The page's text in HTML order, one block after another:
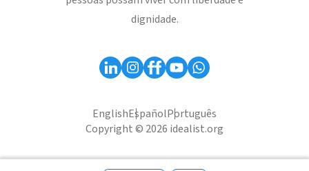
dignidade.
EnglishEspañolPortuguês
Copyright © 2026 idealist.org